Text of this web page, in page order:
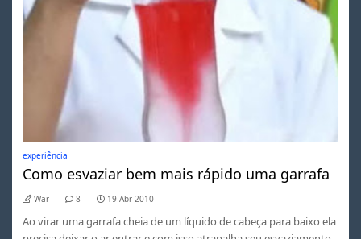
experiência
Como esvaziar bem mais rápido uma garrafa
War 8 19 Abr 2010
Ao virar uma garrafa cheia de um líquido de cabeça para baixo ela